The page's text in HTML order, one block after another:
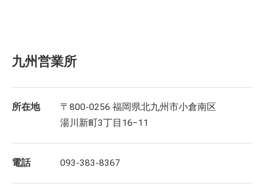
九州営業所
所在地
〒800-0256 福岡県北九州市小倉南区
湯川新町3丁目16−11
電話 093-383-8367